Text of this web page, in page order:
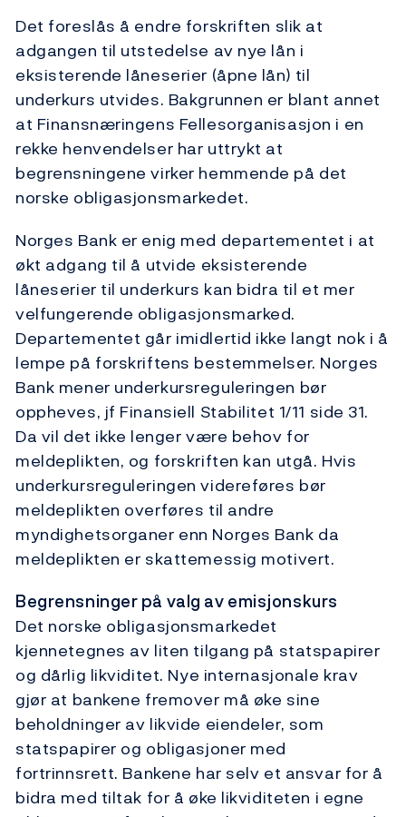
Det foreslås å endre forskriften slik at
adgangen til utstedelse av nye lån i
eksisterende låneserier (åpne lån) til
underkurs utvides. Bakgrunnen er blant annet
at Finansnæringens Fellesorganisasjon i en
rekke henvendelser har uttrykt at
begrensningene virker hemmende på det
norske obligasjonsmarkedet.
Norges Bank er enig med departementet i at
økt adgang til å utvide eksisterende
låneserier til underkurs kan bidra til et mer
velfungerende obligasjonsmarked.
Departementet går imidlertid ikke langt nok i å
lempe på forskriftens bestemmelser. Norges
Bank mener underkursreguleringen bør
oppheves, jf Finansiell Stabilitet 1/11 side 31.
Da vil det ikke lenger være behov for
meldeplikten, og forskriften kan utgå. Hvis
underkursreguleringen videreføres bør
meldeplikten overføres til andre
myndighetsorganer enn Norges Bank da
meldeplikten er skattemessig motivert.
Begrensninger på valg av emisjonskurs
Det norske obligasjonsmarkedet
kjennetegnes av liten tilgang på statspapirer
og dårlig likviditet. Nye internasjonale krav
gjør at bankene fremover må øke sine
beholdninger av likvide eiendeler, som
statspapirer og obligasjoner med
fortrinnsrett. Bankene har selv et ansvar for å
bidra med tiltak for å øke likviditeten i egne